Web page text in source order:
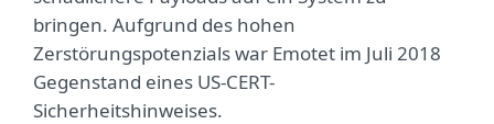
bringen. Aufgrund des hohen
Zerstörungspotenzials war Emotet im Juli 2018
Gegenstand eines US-CERT-
Sicherheitshinweises.